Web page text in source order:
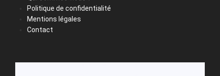
Politique de confidentialité
Mentions légales
Contact